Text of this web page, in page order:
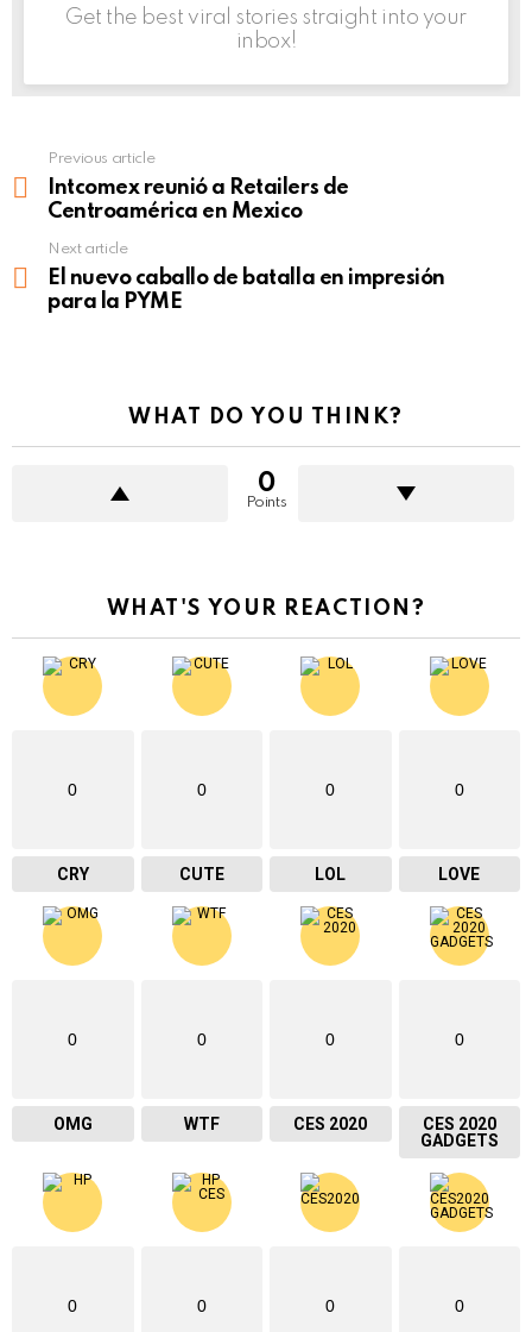
Get the best viral stories straight into your
inbox!
more
Previous article
Intcomex reunió a Retailers de
Centroamérica en Mexico
Next article
El nuevo caballo de batalla en impresión
para la PYME
WHAT DO YOU THINK?
0
Points
WHAT'S YOUR REACTION?
0
CRY
0
CUTE
0
LOL
0
LOVE
0
OMG
0
WTF
0
CES 2020
0
CES 2020
GADGETS
0 0 0 0